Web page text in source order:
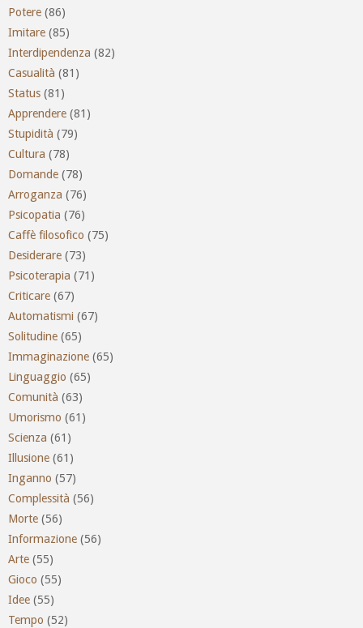
Potere (86)
Imitare (85)
Interdipendenza (82)
Casualità (81)
Status (81)
Apprendere (81)
Stupidità (79)
Cultura (78)
Domande (78)
Arroganza (76)
Psicopatia (76)
Caffè filosofico (75)
Desiderare (73)
Psicoterapia (71)
Criticare (67)
Automatismi (67)
Solitudine (65)
Immaginazione (65)
Linguaggio (65)
Comunità (63)
Umorismo (61)
Scienza (61)
Illusione (61)
Inganno (57)
Complessità (56)
Morte (56)
Informazione (56)
Arte (55)
Gioco (55)
Idee (55)
Tempo (52)